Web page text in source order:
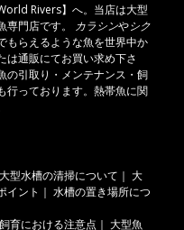
Rivers】へ。当店は大型
専門店です。 カラシンやシク
もらえるような魚を世界中か
は通販にてお買い求め下さ
の引取り・メンテナンス・飼
行っております。熱帯魚に関
型水槽の清掃について ｜ 大
イント ｜ 水槽の置き場所につ
育における注意点 ｜ 大型魚